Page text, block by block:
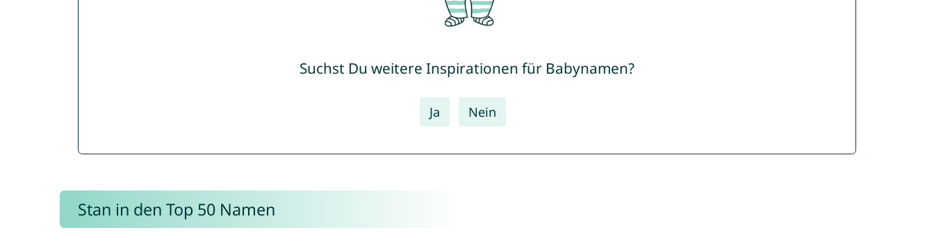
Suchst Du weitere Inspirationen für Babynamen?
Ja Nein
Stan in den Top 50 Namen